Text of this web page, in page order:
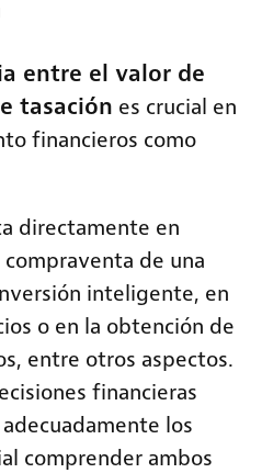
entre el valor de
tasación es crucial en
financieros como
directamente en
de una
inteligente, en
o en la obtención de
entre otros aspectos.
financieras
los
comprender ambos